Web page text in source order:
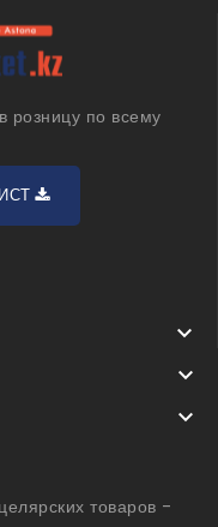
розницу по всему



товаров -